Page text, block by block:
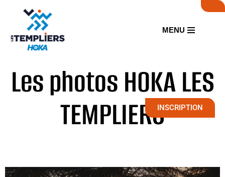
au
contenu
MENU
INSCRIPTION
Les photos HOKA LES
TEMPLIERS